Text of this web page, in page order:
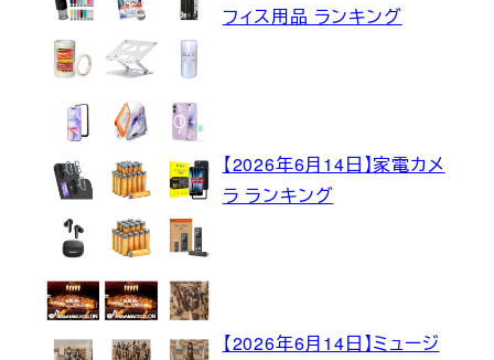
フィス用品 ランキング
【2026年6月14日】家電カメ
ラ ランキング
【2026年6月14日】ミュージ